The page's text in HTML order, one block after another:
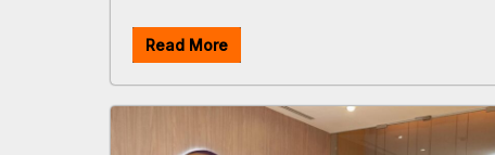
Read More